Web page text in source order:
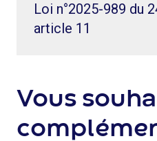
Loi n°2025-989 du
article 11
Vous